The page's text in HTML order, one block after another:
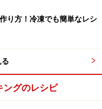
り方！冷凍でも簡単なレシ
ングのレシピ